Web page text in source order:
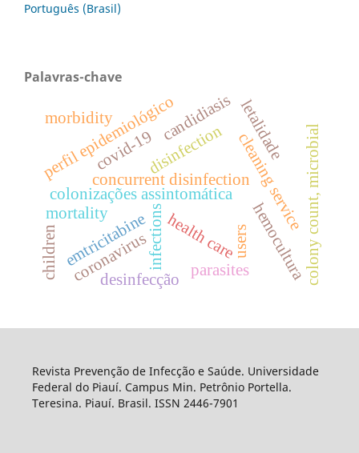
Português (Brasil)
Palavras-chave
covid-19
colonizações assintomática
infections
concurrent disinfection
health care
cleaning servicecolony count, microbial
disinfection
emtricitabine
perfil epidemiológico
users
morbidity
mortality
desinfecção
coronavirus
candidiasis
children
letalidade
hemocultura
parasites
Revista Prevenção de Infecção e Saúde. Universidade
Federal do Piauí. Campus Min. Petrônio Portella.
Teresina. Piauí. Brasil. ISSN 2446-7901